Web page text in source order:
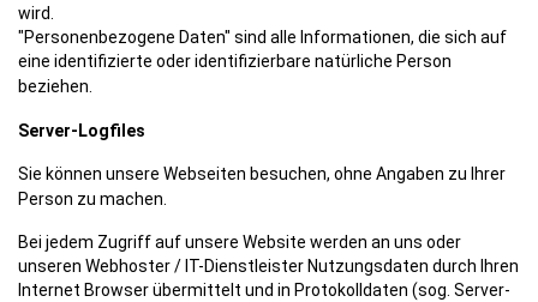
wird.
"Personenbezogene Daten" sind alle Informationen, die sich auf
eine identifizierte oder identifizierbare natürliche Person
beziehen.
Server-Logfiles
Sie können unsere Webseiten besuchen, ohne Angaben zu Ihrer
Person zu machen.
Bei jedem Zugriff auf unsere Website werden an uns oder
unseren Webhoster / IT-Dienstleister Nutzungsdaten durch Ihren
Internet Browser übermittelt und in Protokolldaten (sog. Server-